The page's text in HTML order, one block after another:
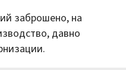
заброшено, на
давно